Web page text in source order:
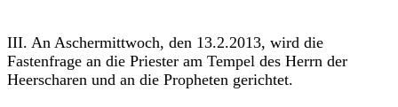
III. An Aschermittwoch, den 13.2.2013, wird die
Fastenfrage an die Priester am Tempel des Herrn der
Heerscharen und an die Propheten gerichtet.